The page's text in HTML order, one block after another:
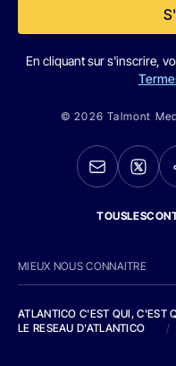
En cliquant sur s'inscrire,
© 2026 Talmont
MIEUX NOUS CONNAITRE
ATLANTICO C'EST QUI, C'EST
LE RESEAU D'ATLANTICO
/